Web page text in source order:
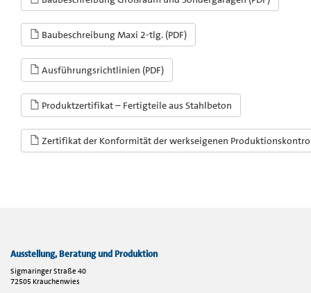
Baubeschreibung Maxi 2-tlg. (PDF)
Ausführungsrichtlinien (PDF)
Produktzertifikat – Fertigteile aus Stahlbeton
Zertifikat der Konformität der werkseigenen
Ausstellung, Beratung und Produktion
Sigmaringer Straße 40
72505 Krauchenwies